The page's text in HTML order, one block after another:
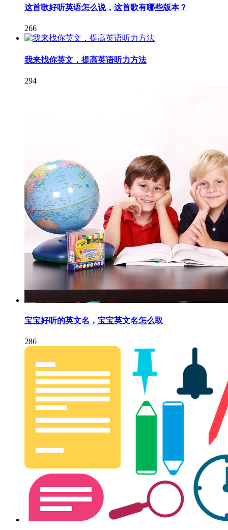
这首歌好听英语怎么说，这首歌有哪些版本？
266
我来找你英文，提高英语听力方法
294
宝宝好听的英文名，宝宝英文名怎么取
286